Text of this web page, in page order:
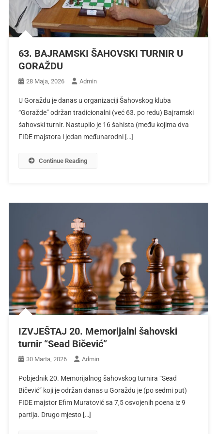
63. BAJRAMSKI ŠAHOVSKI TURNIR U
GORAŽDU
28 Maja, 2026 Admin
U Goraždu je danas u organizaciji Šahovskog kluba
“Goražde” održan tradicionalni (već 63. po redu) Bajramski
šahovski turnir. Nastupilo je 16 šahista (među kojima dva
FIDE majstora i jedan međunarodni […]
Continue Reading
IZVJEŠTAJ 20. Memorijalni šahovski
turnir “Sead Bičević”
30 Marta, 2026 Admin
Pobjednik 20. Memorijalnog šahovskog turnira “Sead
Bičević” koji je održan danas u Goraždu je (po sedmi put)
FIDE majstor Efim Muratović sa 7,5 osvojenih poena iz 9
partija. Drugo mjesto […]